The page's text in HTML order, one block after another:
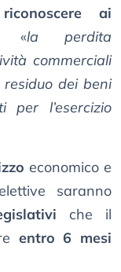
ai
«la perdita
commerciali
dei beni
per l’esercizio
economico e
saranno
che il
entro 6 mesi